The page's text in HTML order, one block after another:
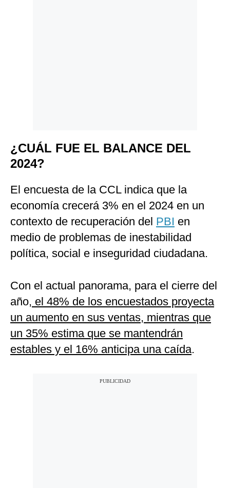
¿CUÁL FUE EL BALANCE DEL
2024?
El encuesta de la CCL indica que la
economía crecerá 3% en el 2024 en un
contexto de recuperación del PBI en
medio de problemas de inestabilidad
política, social e inseguridad ciudadana.
Con el actual panorama, para el cierre del
año, el 48% de los encuestados proyecta
un aumento en sus ventas, mientras que
un 35% estima que se mantendrán
estables y el 16% anticipa una caída.